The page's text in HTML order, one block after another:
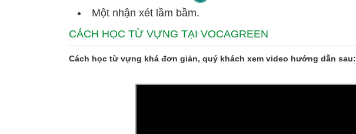
Một nhận xét lầm bầm.
CÁCH HỌC TỪ VỰNG TẠI VOCAGREEN
Cách học từ vựng khá đơn giản, quý khách xem video hướng dẫn sau: